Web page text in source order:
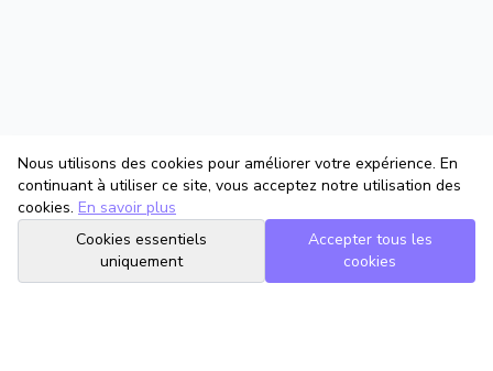
Nous utilisons des cookies pour améliorer votre expérience. En
continuant à utiliser ce site, vous acceptez notre utilisation des
cookies. En savoir plus
Cookies essentiels
uniquement
Accepter tous les
cookies